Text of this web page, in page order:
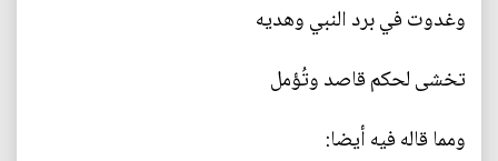
وغدوت في برد النبي وهديه
تخشى لحكم قاصد وتُؤمل
ومما قاله فيه أيضا: